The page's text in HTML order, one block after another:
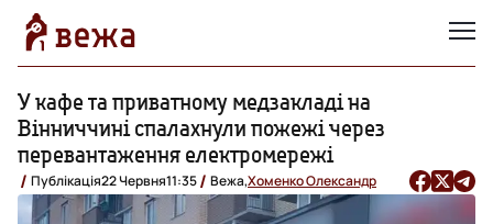
У кафе та приватному медзакладі на
Вінниччині спалахнули пожежі через
перевантаження електромережі
Публікація22 Червня11:35 Вежа,Хоменко Олександр